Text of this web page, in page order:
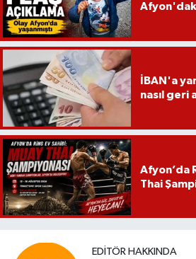
İBAN'a
nasıl geri
Afyon’da
Thai
EDITÖR HAKKINDA